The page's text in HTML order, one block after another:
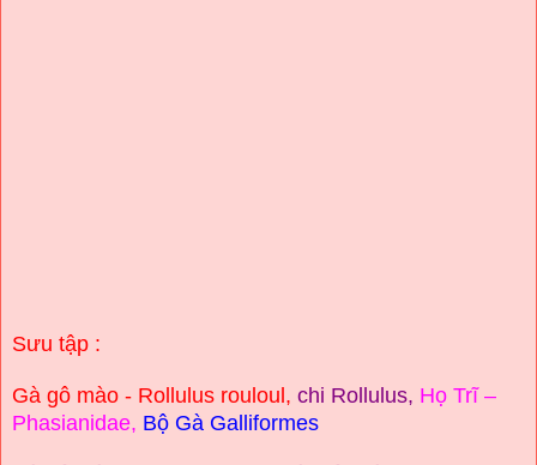
Sưu tập :
Gà gô mào - Rollulus rouloul, chi Rollulus, Họ Trĩ–
Phasianidae, Bộ Gà Galliformes